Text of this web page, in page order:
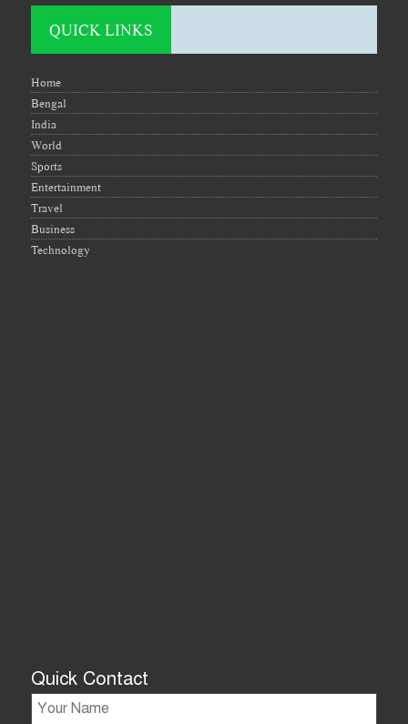
QUICK LINKS
Home
Bengal
India
World
Sports
Entertainment
Travel
Business
Technology
Quick Contact